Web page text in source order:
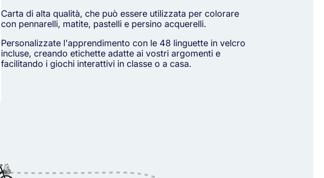
Carta di alta qualità, che può essere utilizzata per colorare
con pennarelli, matite, pastelli e persino acquerelli.
Personalizzate l'apprendimento con le 48 linguette in velcro
incluse, creando etichette adatte ai vostri argomenti e
facilitando i giochi interattivi in classe o a casa.